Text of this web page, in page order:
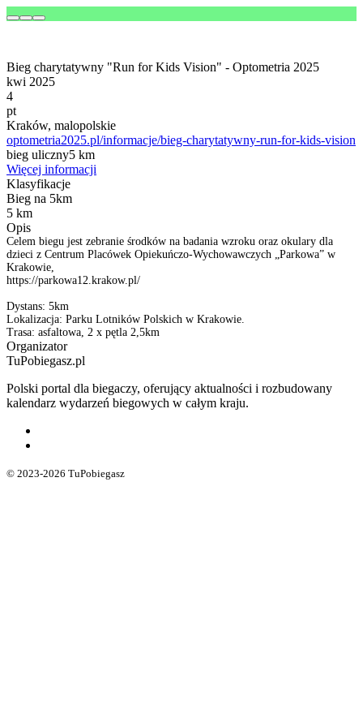
Bieg charytatywny "Run for Kids Vision" - Optometria 2025
kwi 2025
4
pt
Kraków, malopolskie
optometria2025.pl/informacje/bieg-charytatywny-run-for-kids-vision
bieg uliczny5 km
Więcej informacji
Klasyfikacje
Bieg na 5km
5 km
Opis
Celem biegu jest zebranie środków na badania wzroku oraz okulary dla
dzieci z Centrum Placówek Opiekuńczo-Wychowawczych „Parkowa” w
Krakowie,
https://parkowa12.krakow.pl/
Dystans: 5km
Lokalizacja: Parku Lotników Polskich w Krakowie.
Trasa: asfaltowa, 2 x pętla 2,5km
Organizator
TuPobiegasz.pl
Polski portal dla biegaczy, oferujący aktualności i rozbudowany
kalendarz wydarzeń biegowych w całym kraju.
© 2023-2026 TuPobiegasz